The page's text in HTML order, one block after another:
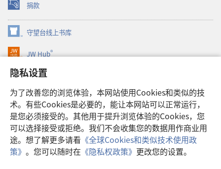
隐私设置
为了改善您的浏览体验，本网站使用Cookies和类似的技
术。有些Cookies是必要的，能让本网站可以正常运行，
是您必须接受的。其他用于提升浏览体验的Cookies，您
可以选择接受或拒绝。我们不会收集您的数据用作商业用
途。想了解更多请看 《全球Cookies和类似技术使用政
策》 。您可以随时在 《隐私权政策》 更改您的设置。
捐款
（打
开
新
窗
口）
守望台线上书库
（打
开
新
口）
JW Hub®
（打
开
新
窗
口）
JW Library®
Watchtower Library
Copyright© 2026 Watch Tower Bible and Tract Society of Pennsylvania.
使用条款|隐私权政策| 隐私设置